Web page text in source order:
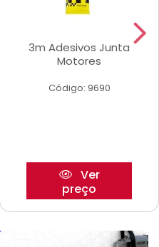
3m Adesivos Junta
Motores
Código: 9690
Ver
preço